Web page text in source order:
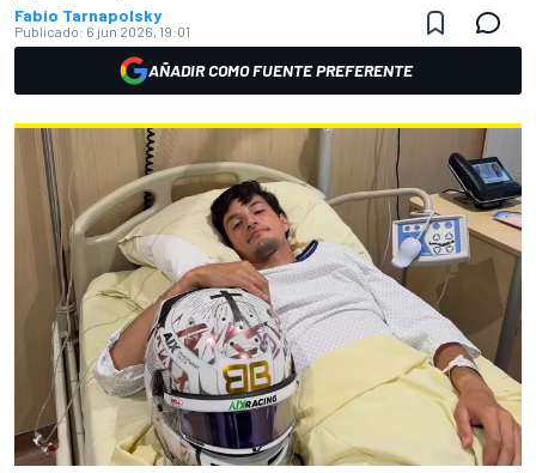
Fabio Tarnapolsky
Publicado: 6 jun 2026, 19:01
AÑADIR COMO FUENTE PREFERENTE